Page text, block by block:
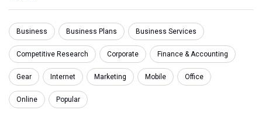
Business Business Plans Business Services
Competitive Research Corporate Finance & Accounting
Gear Internet Marketing Mobile Office
Online Popular